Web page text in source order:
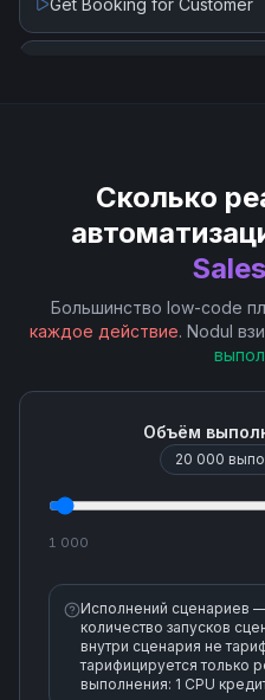
Get Booking for Customer
Сколько
Большинство low-code
каждое действие. Nodul
Объём
20 000
1 000
Исполнений сценариев
количество запусков
внутри сценария не
тарифицируется только
выполнения: 1 CPU